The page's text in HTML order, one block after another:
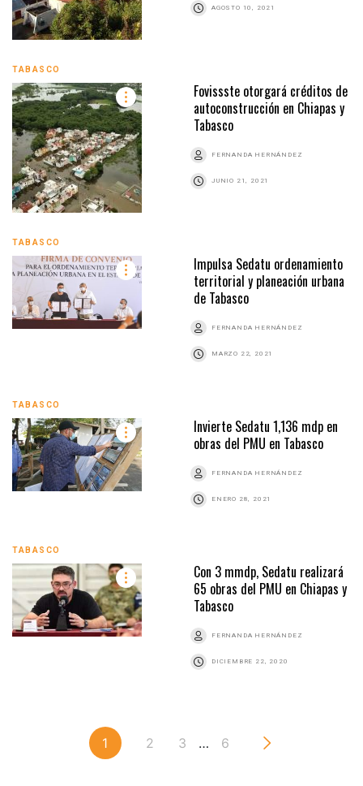
AGOSTO 10, 2021
TABASCO
Fovissste otorgará créditos de
autoconstrucción en Chiapas y
Tabasco
FERNANDA HERNÁNDEZ
JUNIO 21, 2021
TABASCO
Impulsa Sedatu ordenamiento
territorial y planeación urbana
de Tabasco
FERNANDA HERNÁNDEZ
MARZO 22, 2021
TABASCO
Invierte Sedatu 1,136 mdp en
obras del PMU en Tabasco
FERNANDA HERNÁNDEZ
ENERO 28, 2021
TABASCO
Con 3 mmdp, Sedatu realizará
65 obras del PMU en Chiapas y
Tabasco
FERNANDA HERNÁNDEZ
DICIEMBRE 22, 2020
1 2 3 … 6